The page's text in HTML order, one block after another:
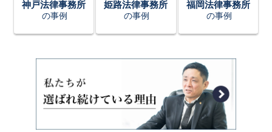
神戸法律事務所
の事例
姫路法律事務所
の事例
福岡法律事務所
の事例